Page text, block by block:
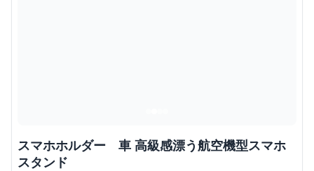
スマホホルダー 車 高級感漂う航空機型スマホ
スタンド